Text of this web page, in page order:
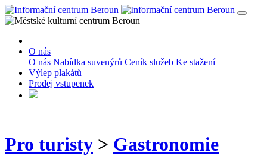
O nás
O nás Nabídka suvenýrů Ceník služeb Ke stažení
Výlep plakátů
Prodej vstupenek
Pro turisty > Gastronomie